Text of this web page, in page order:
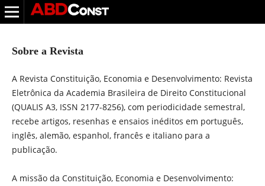
Sobre a Revista
A Revista Constituição, Economia e Desenvolvimento: Revista
Eletrônica da Academia Brasileira de Direito Constitucional
(QUALIS A3, ISSN 2177-8256), com periodicidade semestral,
recebe artigos, resenhas e ensaios inéditos em português,
inglês, alemão, espanhol, francês e italiano para a
publicação.
A missão da Constituição, Economia e Desenvolvimento: